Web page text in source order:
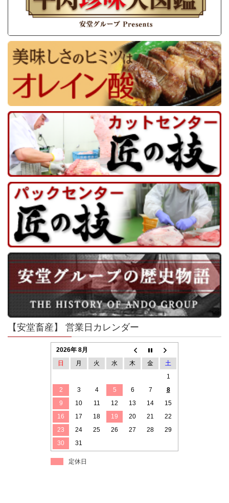
【安堂畜産】 営業日カレンダー
2026年 8月
日
月 火 水 木 金
土
1
2
3 4 5 6 7
8
9
10 11 12 13 14
15
16
17 18 19 20 21
22
23
24 25 26 27 28
29
30
31
定休日